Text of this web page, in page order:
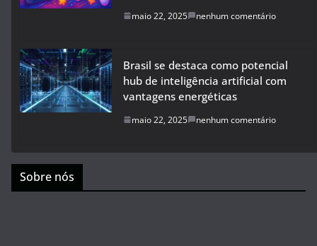
maio 22, 2025 nenhum comentário
Brasil se destaca como potencial
hub de inteligência artificial com
vantagens energéticas
maio 22, 2025 nenhum comentário
Sobre nós